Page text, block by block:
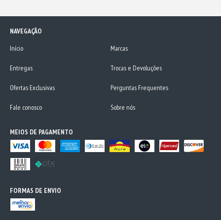
NAVEGAÇÃO
Início
Marcas
Entregas Trocas e Devoluções
Ofertas Exclusivas Perguntas Frequentes
Fale conosco Sobre nós
MEIOS DE PAGAMENTO
FORMAS DE ENVIO